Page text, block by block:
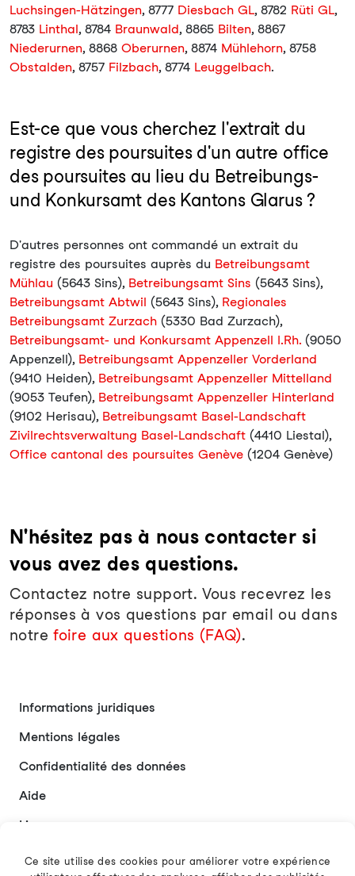
Luchsingen-Hätzingen, 8777 Diesbach GL, 8782 Rüti GL,
8783 Linthal, 8784 Braunwald, 8865 Bilten, 8867
Niederurnen, 8868 Oberurnen, 8874 Mühlehorn, 8758
Obstalden, 8757 Filzbach, 8774 Leuggelbach.
Est-ce que vous cherchez l'extrait du
registre des poursuites d'un autre office
des poursuites au lieu du Betreibungs-
und Konkursamt des Kantons Glarus ?
D'autres personnes ont commandé un extrait du
registre des poursuites auprès du Betreibungsamt
Mühlau (5643 Sins), Betreibungsamt Sins (5643 Sins),
Betreibungsamt Abtwil (5643 Sins), Regionales
Betreibungsamt Zurzach (5330 Bad Zurzach),
Betreibungsamt- und Konkursamt Appenzell I.Rh. (9050
Appenzell), Betreibungsamt Appenzeller Vorderland
(9410 Heiden), Betreibungsamt Appenzeller Mittelland
(9053 Teufen), Betreibungsamt Appenzeller Hinterland
(9102 Herisau), Betreibungsamt Basel-Landschaft
Zivilrechtsverwaltung Basel-Landschaft (4410 Liestal),
Office cantonal des poursuites Genève (1204 Genève)
N'hésitez pas à nous contacter si
vous avez des questions.
Contactez notre support. Vous recevrez les
réponses à vos questions par email ou dans
notrefoire aux questions (FAQ).
Informations juridiques
Mentions légales
Confidentialité des données
Aide
Liens
Contact
Ce site utilise des cookies pour améliorer votre expérience